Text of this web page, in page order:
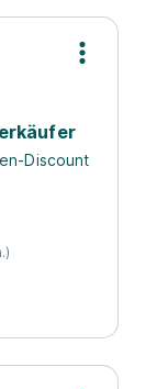
Discount